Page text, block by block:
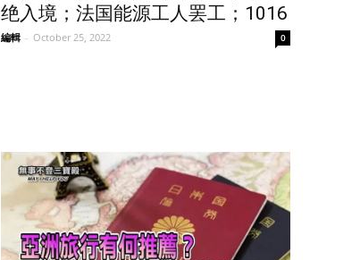
绝入境；法国能源工人罢工；1016
編輯 - October 25, 2022 0